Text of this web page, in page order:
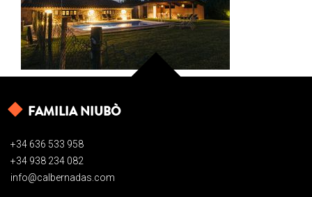
FAMILIA NIUBÒ
+34 636 533 958
+34 938 234 082
info@calbernadas.com